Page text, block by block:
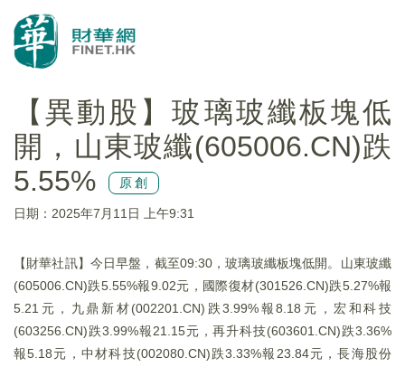
【異動股】玻璃玻纖板塊低
開，山東玻纖(605006.CN)跌
5.55%
原創
日期：2025年7月11日 上午9:31
【財華社訊】今日早盤，截至09:30，玻璃玻纖板塊低開。山東玻纖
(605006.CN)跌5.55%報9.02元，國際復材(301526.CN)跌5.27%報
5.21元，九鼎新材(002201.CN)跌3.99%報8.18元，宏和科技
(603256.CN)跌3.99%報21.15元，再升科技(603601.CN)跌3.36%
報5.18元，中材科技(002080.CN)跌3.33%報23.84元，長海股份